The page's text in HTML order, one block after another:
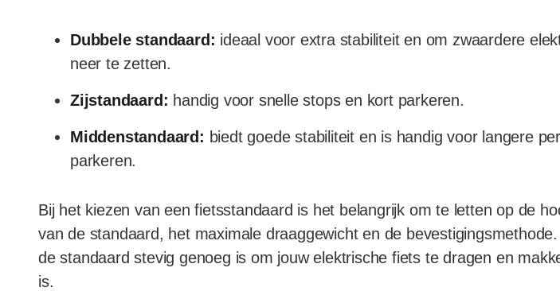
Dubbele standaard: ideaal voor extra stabiliteit en om zwaardere
neer te zetten.
Zijstandaard: handig voor snelle stops en kort parkeren.
Middenstandaard: biedt goede stabiliteit en is handig voor langere
parkeren.
Bij het kiezen van een fietsstandaard is het belangrijk om te letten op de
van de standaard, het maximale draaggewicht en de
de standaard stevig genoeg is om jouw elektrische fiets te dragen en
is.